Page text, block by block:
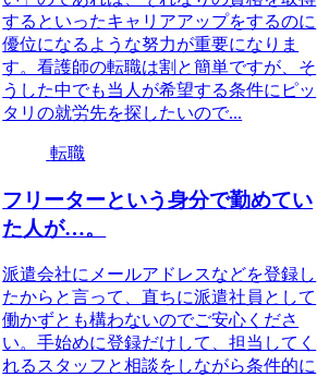
するといったキャリアアップをするのに
優位になるような努力が重要になりま
す。看護師の転職は割と簡単ですが、そ
うした中でも当人が希望する条件にピッ
タリの就労先を探したいので...
転職
フリーターという身分で勤めてい
た人が…。
派遣会社にメールアドレスなどを登録し
たからと言って、直ちに派遣社員として
働かずとも構わないのでご安心くださ
い。手始めに登録だけして、担当してく
れるスタッフと相談をしながら条件的に